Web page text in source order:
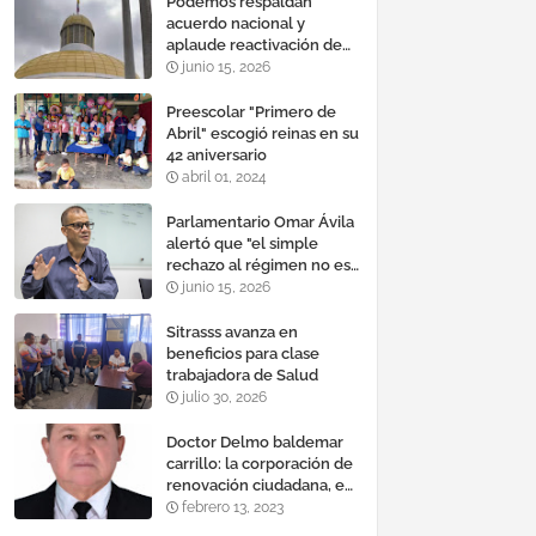
acuerdo nacional y
aplaude reactivación de
Tocoma con la
megavatios al sistema
eléctrico nacional
junio 15, 2026
Preescolar "Primero de
Abril" escogió reinas en su
42 aniversario
abril 01, 2024
Parlamentario Omar Ávila
alertó que "el simple
rechazo al régimen no es
suficiente para lograr un
efectivo"
junio 15, 2026
Sitrasss avanza en
beneficios para clase
trabajadora de Salud
julio 30, 2026
Doctor Delmo baldemar
carrillo: la corporación de
renovación ciudadana, es
un banco mundial de
febrero 13, 2023